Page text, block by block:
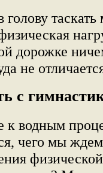
дорожке
не
с
к водным
чего мы